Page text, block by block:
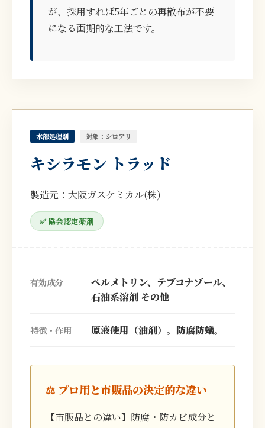
が、採用すれば5年ごとの再散布が不要
になる画期的な工法です。
木部処理剤 対象：シロアリ
キシラモン トラッド
製造元：大阪ガスケミカル(株)
✅ 協会認定薬剤
有効成分
ペルメトリン、テブコナゾール、
石油系溶剤 その他
特徴・作用 原液使用（油剤）。防腐防蟻。
⚖️ プロ用と市販品の決定的な違い
【市販品との違い】防腐・防カビ成分と